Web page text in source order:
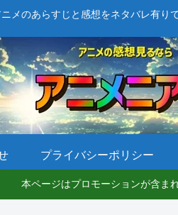
メのあらすじと感想をネタバレ有り
プライバシーポリシー
本ページはプロモーションが含ま